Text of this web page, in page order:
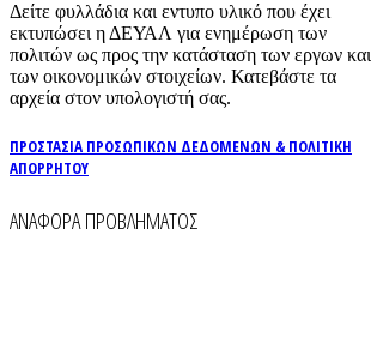
Δείτε φυλλάδια και εντυπο υλικό που έχει
εκτυπώσει η ΔΕΥΑΛ για ενημέρωση των
πολιτών ως προς την κατάσταση των εργων και
των οικονομικών στοιχείων. Κατεβάστε τα
αρχεία στον υπολογιστή σας.
ΠΡΟΣΤΑΣΙΑ ΠΡΟΣΩΠΙΚΩΝ ΔΕΔΟΜΕΝΩΝ & ΠΟΛΙΤΙΚΗ
ΑΠΟΡΡΗΤΟΥ
ΑΝΑΦΟΡΑ ΠΡΟΒΛΗΜΑΤΟΣ